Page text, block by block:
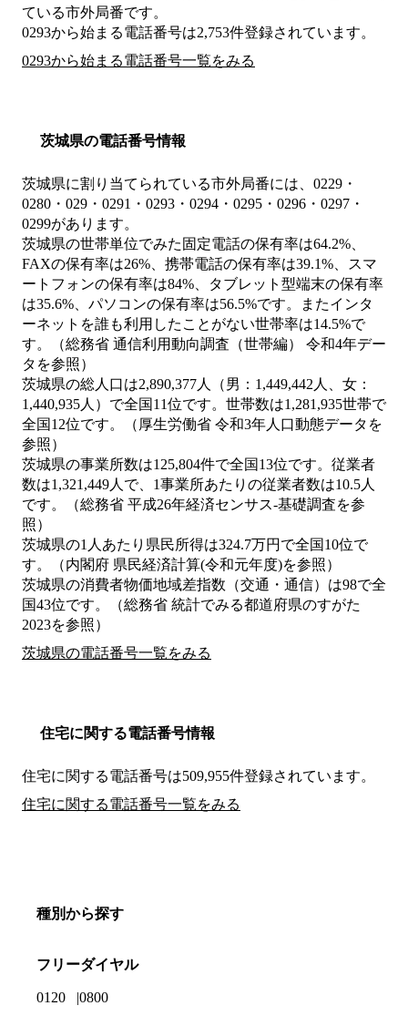
ている市外局番です。
0293から始まる電話番号は2,753件登録されています。
0293から始まる電話番号一覧をみる
茨城県の電話番号情報
茨城県に割り当てられている市外局番には、0229・
0280・029・0291・0293・0294・0295・0296・0297・
0299があります。
茨城県の世帯単位でみた固定電話の保有率は64.2%、
FAXの保有率は26%、携帯電話の保有率は39.1%、スマ
ートフォンの保有率は84%、タブレット型端末の保有率
は35.6%、パソコンの保有率は56.5%です。またインタ
ーネットを誰も利用したことがない世帯率は14.5%で
す。（総務省 通信利用動向調査（世帯編） 令和4年デー
タを参照）
茨城県の総人口は2,890,377人（男：1,449,442人、女：
1,440,935人）で全国11位です。世帯数は1,281,935世帯で
全国12位です。（厚生労働省 令和3年人口動態データを
参照）
茨城県の事業所数は125,804件で全国13位です。従業者
数は1,321,449人で、1事業所あたりの従業者数は10.5人
です。（総務省 平成26年経済センサス‐基礎調査を参
照）
茨城県の1人あたり県民所得は324.7万円で全国10位で
す。（内閣府 県民経済計算(令和元年度)を参照）
茨城県の消費者物価地域差指数（交通・通信）は98で全
国43位です。（総務省 統計でみる都道府県のすがた
2023を参照）
茨城県の電話番号一覧をみる
住宅に関する電話番号情報
住宅に関する電話番号は509,955件登録されています。
住宅に関する電話番号一覧をみる
種別から探す
フリーダイヤル
0120 0800